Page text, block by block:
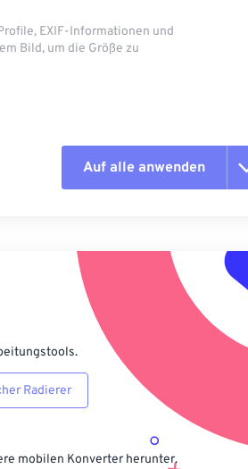
EXIF-Informationen und
Bild, um die Größe zu
Auf alle anwenden
Aus Vorgabe anwenden
Als Vorgabe speichern
Radierer
mobilen Konverter herunter.